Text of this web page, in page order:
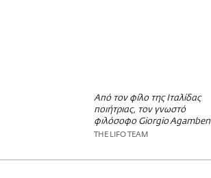
Από τον φίλο της Ιταλίδας
ποιήτριας, τον γνωστό
φιλόσοφο Giorgio Agamben
THE LIFO TEAM